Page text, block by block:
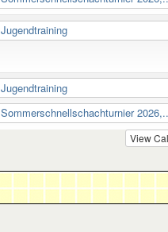
Jugendtraining
Jugendtraining
Sommerschnellschachturnier
View